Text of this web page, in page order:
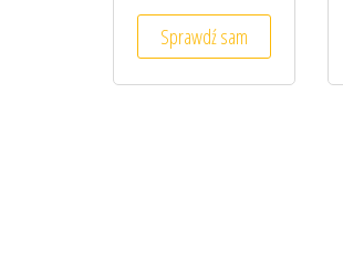
Sprawdź sam